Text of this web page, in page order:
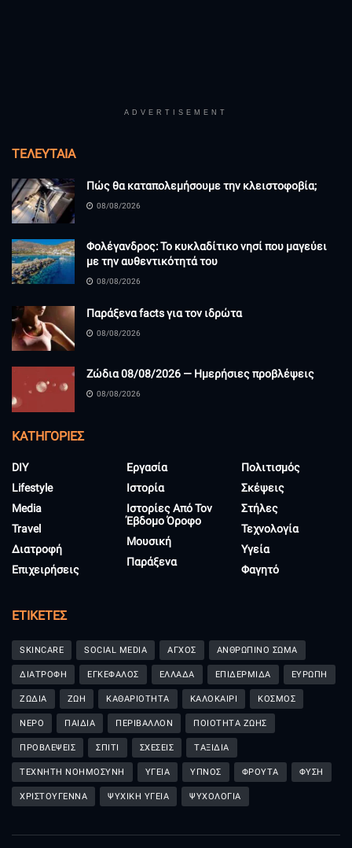
ADVERTISEMENT
ΤΕΛΕΥΤΑΊΑ
Πώς θα καταπολεμήσουμε την κλειστοφοβία;
08/08/2026
Φολέγανδρος: Το κυκλαδίτικο νησί που μαγεύει
με την αυθεντικότητά του
08/08/2026
Παράξενα facts για τον ιδρώτα
08/08/2026
Ζώδια 08/08/2026 — Ημερήσιες προβλέψεις
08/08/2026
KΑΤΗΓΟΡΊΕΣ
DIY
Lifestyle
Media
Travel
Διατροφή
Επιχειρήσεις
Εργασία
Ιστορία
Ιστορίες Από Τον
Έβδομο Όροφο
Μουσική
Παράξενα
Πολιτισμός
Σκέψεις
Στήλες
Τεχνολογία
Υγεία
Φαγητό
ΕΤΙΚΈΤΕΣ
SKINCARE SOCIAL MEDIA ΑΓΧΟΣ ΑΝΘΡΩΠΙΝΟ ΣΩΜΑ
ΔΙΑΤΡΟΦΗ ΕΓΚΕΦΑΛΟΣ ΕΛΛΑΔΑ ΕΠΙΔΕΡΜΙΔΑ ΕΥΡΩΠΗ
ΖΩΔΙΑ ΖΩΗ ΚΑΘΑΡΙΟΤΗΤΑ ΚΑΛΟΚΑΙΡΙ ΚΟΣΜΟΣ
ΝΕΡΟ ΠΑΙΔΙΑ ΠΕΡΙΒΑΛΛΟΝ ΠΟΙΟΤΗΤΑ ΖΩΗΣ
ΠΡΟΒΛΕΨΕΙΣ ΣΠΙΤΙ ΣΧΕΣΕΙΣ ΤΑΞΙΔΙΑ
ΤΕΧΝΗΤΗ ΝΟΗΜΟΣΥΝΗ ΥΓΕΙΑ ΥΠΝΟΣ ΦΡΟΥΤΑ ΦΥΣΗ
ΧΡΙΣΤΟΥΓΕΝΝΑ ΨΥΧΙΚΗ ΥΓΕΙΑ ΨΥΧΟΛΟΓΙΑ